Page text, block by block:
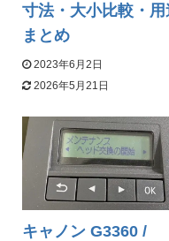
寸法・大小比較・用
まとめ
2023年6月2日
2026年5月21日
キャノン G3360 /